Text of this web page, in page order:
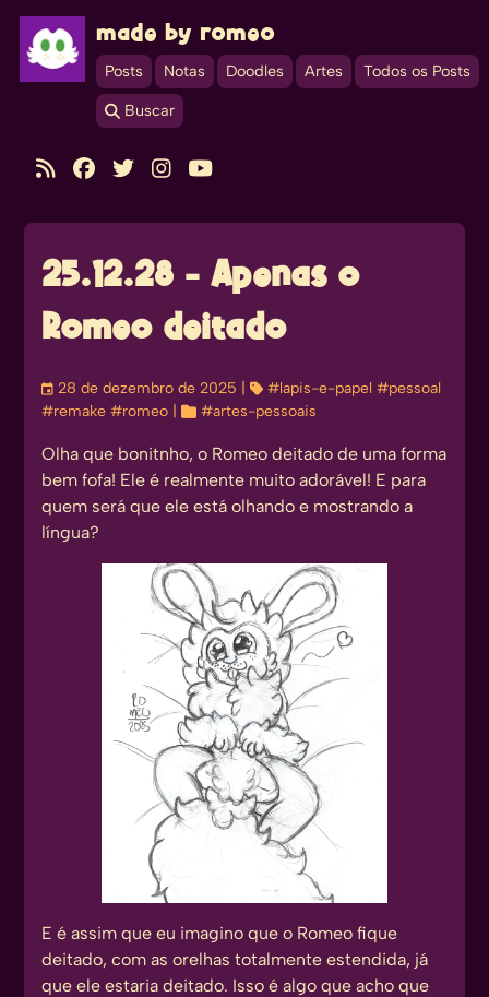
made by romeo
Posts Notas Doodles Artes Todos os Posts
 Buscar
    
25.12.28 - Apenas o
Romeo deitado
󰃭28 de dezembro de 2025 | #lapis-e-papel #pessoal
#remake #romeo | #artes-pessoais
Olha que bonitnho, o Romeo deitado de uma forma
bem fofa! Ele é realmente muito adorável! E para
quem será que ele está olhando e mostrando a
língua?
E é assim que eu imagino que o Romeo fique
deitado, com as orelhas totalmente estendida, já
que ele estaria deitado. Isso é algo que acho que